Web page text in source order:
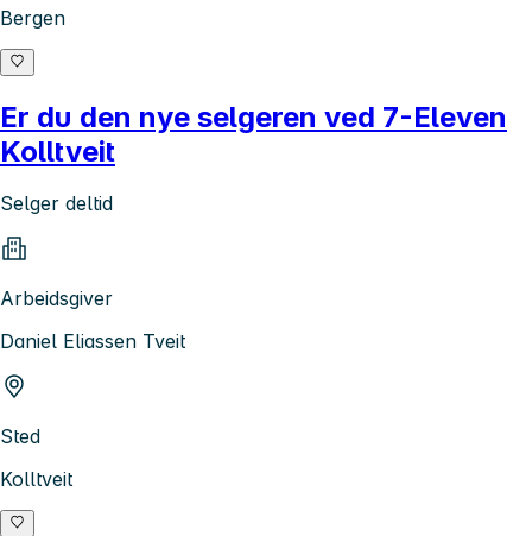
Bergen
Er du den nye selgeren ved 7-Eleven
Kolltveit
Selger deltid
Arbeidsgiver
Daniel Eliassen Tveit
Sted
Kolltveit